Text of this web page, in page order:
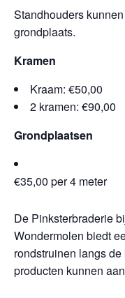
Standhouders
grondplaats.
Kramen
Kraam: €50,00
2 kramen: €90,00
Grondplaatsen
€35,00 per 4 meter
De Pinksterbraderie
Wondermolen biedt
rondstruinen langs
producten kunnen